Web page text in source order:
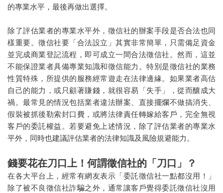
的專業水平，最後再做出選擇。
除了評估業者的專業水平外，徵信社的辦案手段是否合法也同
樣重要。徵信社要「合法設立」其實非常簡單，只需備足資金
並完成商業登記流程，即可成立一間合法徵信社。然而，這並
不能保證業者具備專業知識和徵信能力。特別是徵信社的業務
性質特殊，所提供的服務經常遊走在法律邊緣。如果業者高估
自己的能力，或只顧著賺錢，就很容易「失手」，從而釀成大
禍。最常見的情況包括業者違法辦案、直接擺爛不做搞消失、
假裝被抓後勒索封口費，或將法律責任轉嫁給客戶，完全無視
客戶的委託權益。若要避免上述情況，除了評估業者的專業水
平外，同時也建議評估業者的法律知識及風險規避能力。
錢要花在刀口上！何謂徵信社的「刀口」？
在各大平台上，經常有網友表示「委託徵信社一點都沒用！」
除了被不良徵信社詐騙之外，通常讓客戶覺得委託徵信社沒用